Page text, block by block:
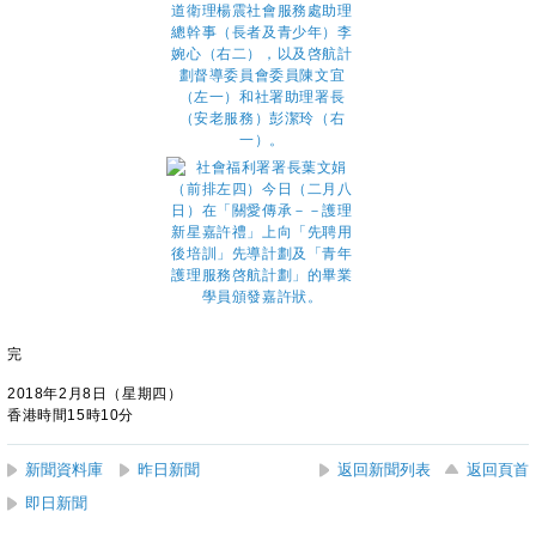
完
2018年2月8日（星期四）
香港時間15時10分
新聞資料庫 昨日新聞 返回新聞列表
返回頁首
即日新聞